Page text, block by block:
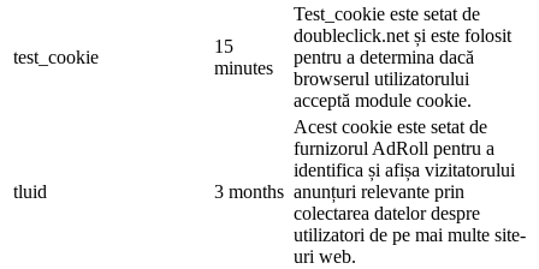
test_cookie
15
minutes
Test_cookie este setat de
doubleclick.net și este folosit
pentru a determina dacă
browserul utilizatorului
acceptă module cookie.
tluid 3 months
Acest cookie este setat de
furnizorul AdRoll pentru a
identifica și afișa vizitatorului
anunțuri relevante prin
colectarea datelor despre
utilizatori de pe mai multe site-
uri web.